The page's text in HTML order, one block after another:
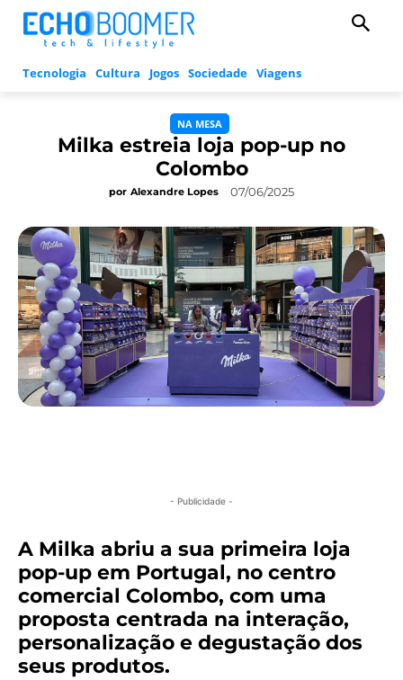
Tecnologia Cultura Jogos Sociedade Viagens
NA MESA
Milka estreia loja pop-up no
Colombo
por Alexandre Lopes 07/06/2025
- Publicidade -
A Milka abriu a sua primeira loja
pop-up em Portugal, no centro
comercial Colombo, com uma
proposta centrada na interação,
personalização e degustação dos
seus produtos.